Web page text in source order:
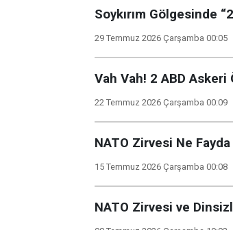
Soykırım Gölgesinde
29 Temmuz 2026 Çarşamba 00:05
Vah Vah! 2 ABD Askeri
22 Temmuz 2026 Çarşamba 00:09
NATO Zirvesi Ne
15 Temmuz 2026 Çarşamba 00:08
NATO Zirvesi ve